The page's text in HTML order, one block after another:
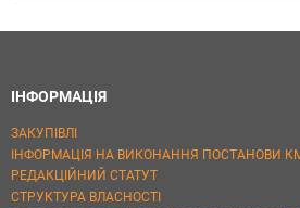
ІНФОРМАЦІЯ
ЗАКУПІВЛІ
ІНФОРМАЦІЯ НА ВИКОНАННЯ ПОСТАНОВИ
РЕДАКЦІЙНИЙ СТАТУТ
СТРУКТУРА ВЛАСНОСТІ